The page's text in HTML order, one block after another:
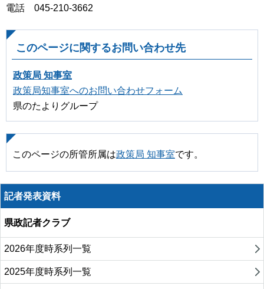
電話 045-210-3662
このページに関するお問い合わせ先
政策局 知事室
政策局知事室へのお問い合わせフォーム
県のたよりグループ
このページの所管所属は政策局 知事室です。
記者発表資料
県政記者クラブ
2026年度時系列一覧
2025年度時系列一覧